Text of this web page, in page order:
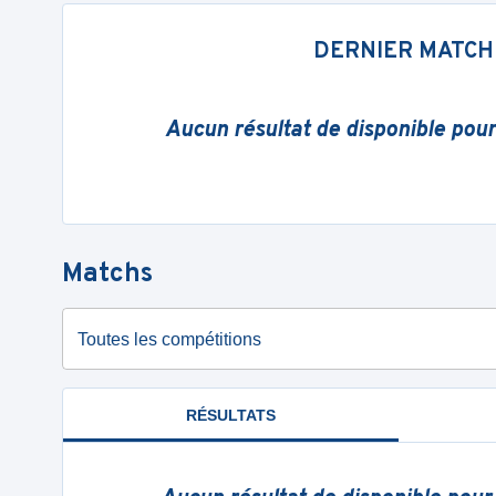
DERNIER MATCH
Aucun résultat de disponible
Matchs
Toutes les compétitions
RÉSULTATS